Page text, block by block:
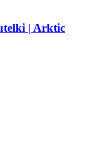
| Arktic